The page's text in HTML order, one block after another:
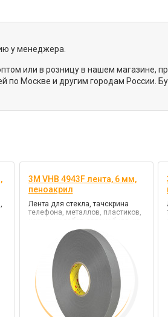
у менеджера.
или в розницу в нашем магазине,
по Москве и другим городам России.
3M VHB 4943F лента, 6 мм,
пеноакрил
Лента для стекла, тачскрина
телефона, металлов, пластиков,
наружних работ, автомобиля, цв.
серый, клей VHB (сильной
фиксации)